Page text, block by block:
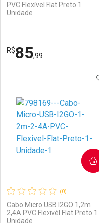
PVC Flexível Flat Preto 1
Unidade
R$85,99
Laboratório
Por Menos
(0)
Cabo Micro USB I2GO 1,2m
2,4A PVC Flexivél Flat Preto 1
Unidade
COMPRAR